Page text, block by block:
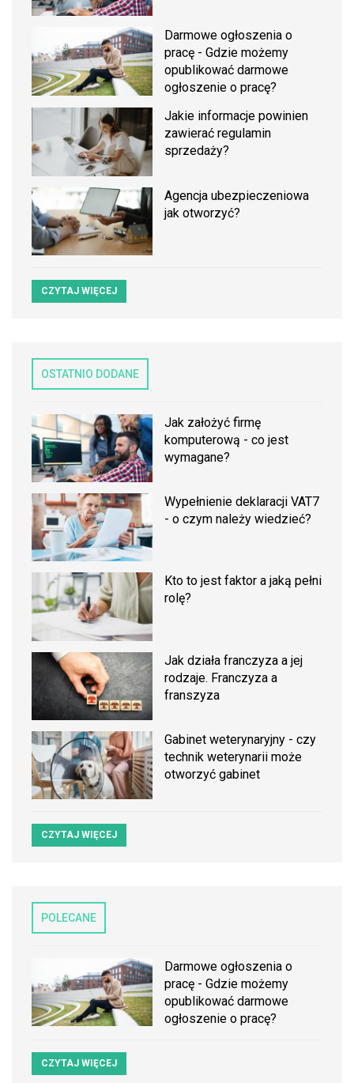
Darmowe ogłoszenia o
pracę - Gdzie możemy
opublikować darmowe
ogłoszenie o pracę?
Jakie informacje powinien
zawierać regulamin
sprzedaży?
Agencja ubezpieczeniowa
jak otworzyć?
CZYTAJ WIĘCEJ
OSTATNIO DODANE
Jak założyć firmę
komputerową - co jest
wymagane?
Wypełnienie deklaracji VAT7
- o czym należy wiedzieć?
Kto to jest faktor a jaką pełni
rolę?
Jak działa franczyza a jej
rodzaje. Franczyza a
franszyza
Gabinet weterynaryjny - czy
technik weterynarii może
otworzyć gabinet
CZYTAJ WIĘCEJ
POLECANE
Darmowe ogłoszenia o
pracę - Gdzie możemy
opublikować darmowe
ogłoszenie o pracę?
CZYTAJ WIĘCEJ